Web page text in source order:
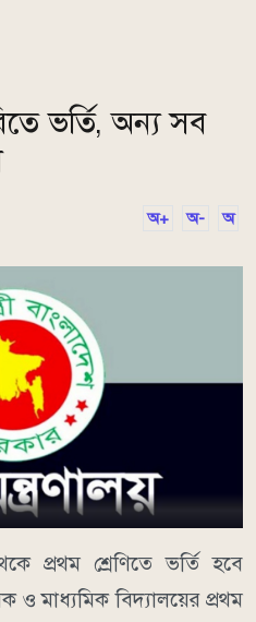
ভর্তি, অন্য সব
অ+ অ- অ
প্রথম শ্রেণিতে ভর্তি হবে
ও মাধ্যমিক বিদ্যালয়ের প্রথম